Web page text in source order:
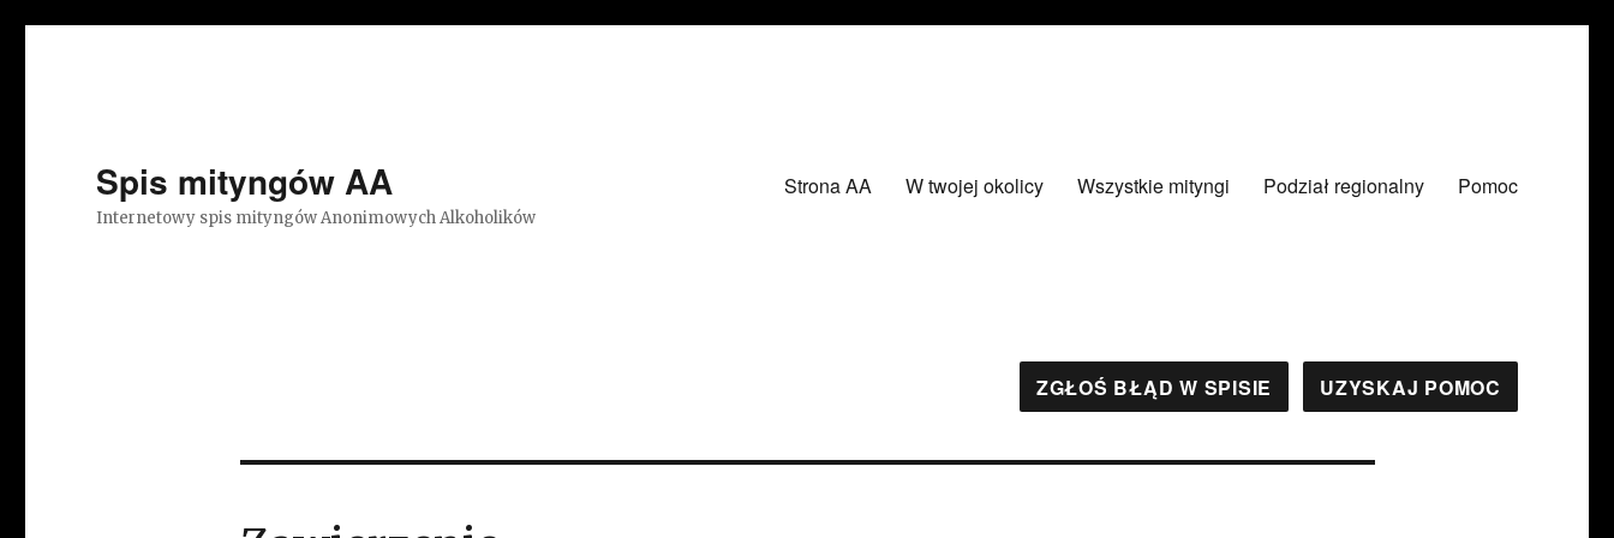
Spis mityngów AA
Internetowy spis mityngów Anonimowych Alkoholików
Strona AA W twojej okolicy Wszystkie mityngi Podział regionalny Pomoc
ZGŁOŚ BŁĄD W SPISIE UZYSKAJ POMOC